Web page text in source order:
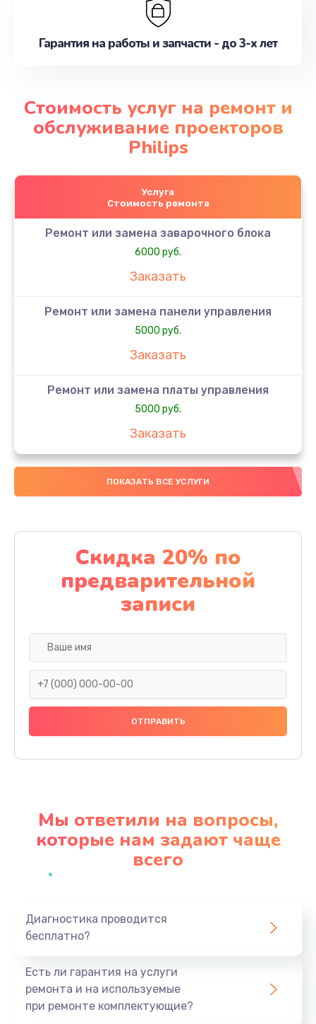
Гарантия на работы и запчасти - до 3-х лет
Стоимость услуг на ремонт и
обслуживание проекторов
Philips
Услуга
Стоимость ремонта
Ремонт или замена заварочного блока
6000 руб.
Заказать
Ремонт или замена панели управления
5000 руб.
Заказать
Ремонт или замена платы управления
5000 руб.
Заказать
Ремонт или замена термоблока
5000 руб.
Ремонт привода варочного блока
4000 руб.
Заказать
Замена термодатчиков
2500 руб.
Заказать
Замена микропереключателей
Замена микросхемы зарядки
Заказать
ПОКАЗАТЬ ВСЕ УСЛУГИ
Скидка 20% по
предварительной
записи
Мы ответили на вопросы,
которые нам задают чаще
всего
Диагностика проводится
бесплатно?
Есть ли гарантия на услуги
ремонта и на используемые
при ремонте комплектующие?